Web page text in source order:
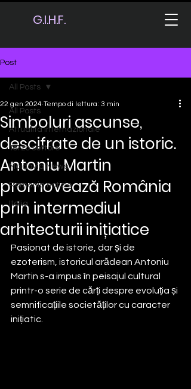
G.I.H.F.
Post
All Posts
Attualità internazionale
Terzo settore
Moldavia News
Romania notizie
Italia
All Posts
Simboluri ascunse,
descifrate de un istoric.
Antoniu Martin
promovează România
prin intermediul
arhitecturii inițiatice
22 gen 2024 Tempo di lettura: 3 min
Pasionat de istorie, dar și de
ezoterism, istoricul arădean Antoniu
Martin s-a impus în peisajul cultural
printr-o serie de cărți despre evoluția și
semnificațiile societăților cu caracter
inițiatic.